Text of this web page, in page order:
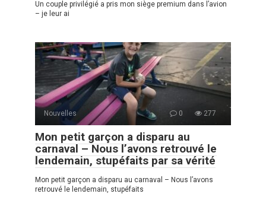
Un couple privilégié a pris mon siège premium dans l’avion
– je leur ai
Nouvelles 0 277
Mon petit garçon a disparu au
carnaval – Nous l’avons retrouvé le
lendemain, stupéfaits par sa vérité
Mon petit garçon a disparu au carnaval – Nous l’avons
retrouvé le lendemain, stupéfaits